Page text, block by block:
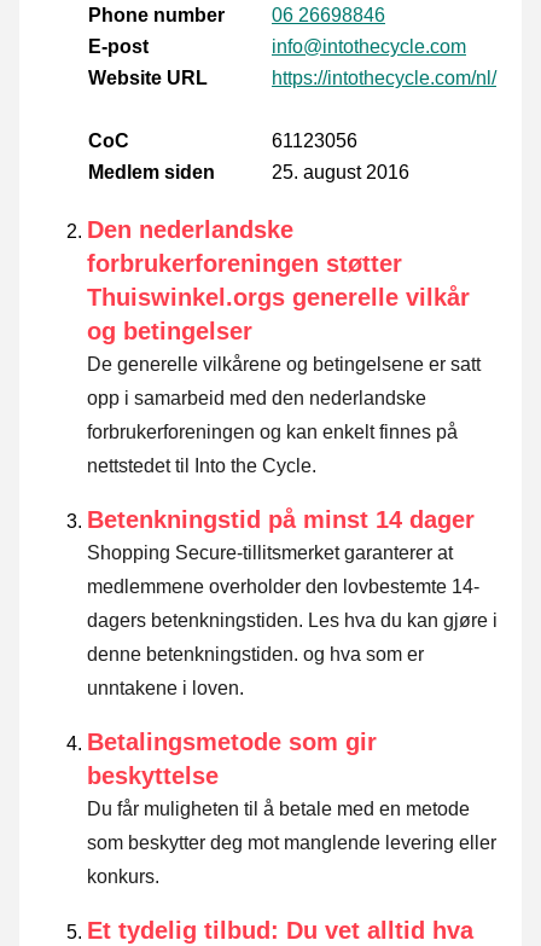
Phone number
06 26698846
E-post
info@intothecycle.com
Website URL
https://intothecycle.com/nl/
CoC
61123056
Medlem siden
25. august 2016
Den nederlandske
forbrukerforeningen støtter
Thuiswinkel.orgs generelle vilkår
og betingelser
De generelle vilkårene og betingelsene er satt
opp i samarbeid med den nederlandske
forbrukerforeningen og kan enkelt finnes på
nettstedet til Into the Cycle.
Betenkningstid på minst 14 dager
Shopping Secure-tillitsmerket garanterer at
medlemmene overholder den lovbestemte 14-
dagers betenkningstiden. Les hva du kan gjøre i
denne betenkningstiden. og hva som er
unntakene i loven.
Betalingsmetode som gir
beskyttelse
Du får muligheten til å betale med en metode
som beskytter deg mot manglende levering eller
konkurs.
Et tydelig tilbud: Du vet alltid hva